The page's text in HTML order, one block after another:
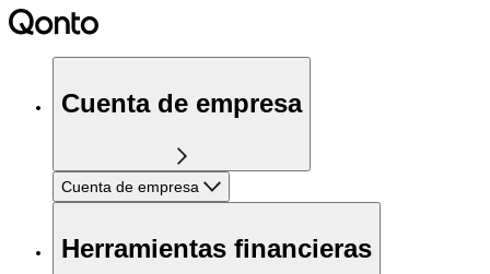
Cuenta de empresa
Cuenta de empresa
Herramientas financieras